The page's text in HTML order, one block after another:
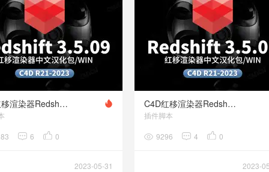
C4D红移渲染器Redshift RS 3.5.09中文汉化语言包
6 0
2023-05-31
C4D红移渲染器Redshift RS 3.5.08中文汉化语言包
插件脚本
9296 4 0
2023-